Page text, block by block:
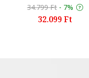
34.799 Ft - 7%
32.099 Ft